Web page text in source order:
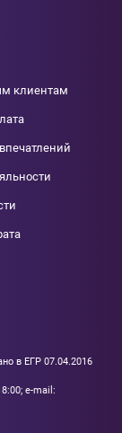
клиентам
в ЕГР 07.04.2016
e-mail: